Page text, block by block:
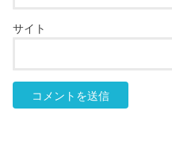
サイト